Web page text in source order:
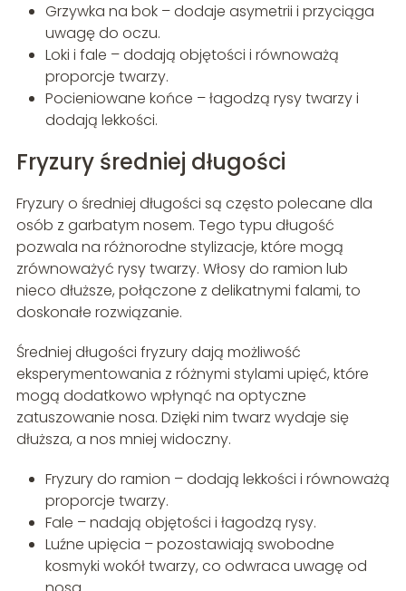
Grzywka na bok – dodaje asymetrii i przyciąga
uwagę do oczu.
Loki i fale – dodają objętości i równoważą
proporcje twarzy.
Pocieniowane końce – łagodzą rysy twarzy i
dodają lekkości.
Fryzury średniej długości
Fryzury o średniej długości są często polecane dla
osób z garbatym nosem. Tego typu długość
pozwala na różnorodne stylizacje, które mogą
zrównoważyć rysy twarzy. Włosy do ramion lub
nieco dłuższe, połączone z delikatnymi falami, to
doskonałe rozwiązanie.
Średniej długości fryzury dają możliwość
eksperymentowania z różnymi stylami upięć, które
mogą dodatkowo wpłynąć na optyczne
zatuszowanie nosa. Dzięki nim twarz wydaje się
dłuższa, a nos mniej widoczny.
Fryzury do ramion – dodają lekkości i równoważą
proporcje twarzy.
Fale – nadają objętości i łagodzą rysy.
Luźne upięcia – pozostawiają swobodne
kosmyki wokół twarzy, co odwraca uwagę od